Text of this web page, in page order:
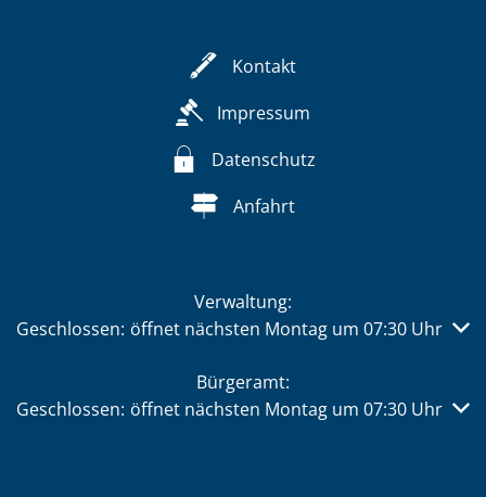
Kontakt
Impressum
Datenschutz
Anfahrt
Verwaltung:
Klicken, um weitere Öffnungs- oder Schließzeiten
Geschlossen: öffnet nächsten Montag um 07:30 Uhr
Bürgeramt:
Klicken, um weitere Öffnungs- oder Schließzeiten
Geschlossen: öffnet nächsten Montag um 07:30 Uhr